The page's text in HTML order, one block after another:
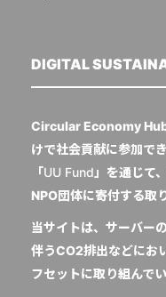
DIGITAL
Circular Economy
けで社会貢献に参加で
「UU Fund 」を通じて
NPO団体に寄付する取
当サイトは、サーバー
伴うCO2排出などにお
フセットに取り組んで